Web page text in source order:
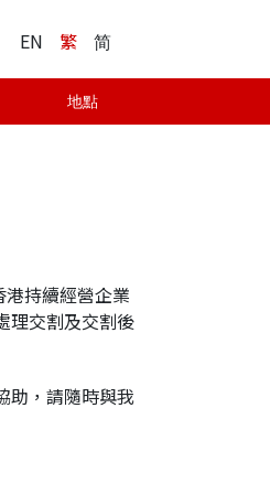
EN 繁 简
地點
持續經營企業
理交割及交割後
助，請隨時與我